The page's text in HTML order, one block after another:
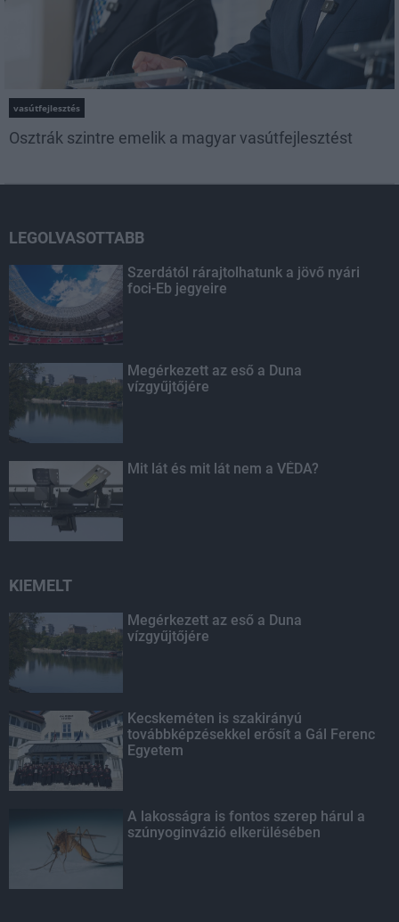
vasútfejlesztés
Osztrák szintre emelik a magyar vasútfejlesztést
LEGOLVASOTTABB
Szerdától rárajtolhatunk a jövő nyári
foci-Eb jegyeire
Megérkezett az eső a Duna
vízgyűjtőjére
Mit lát és mit lát nem a VÉDA?
KIEMELT
Megérkezett az eső a Duna
vízgyűjtőjére
Kecskeméten is szakirányú
továbbképzésekkel erősít a Gál Ferenc
Egyetem
A lakosságra is fontos szerep hárul a
szúnyoginvázió elkerülésében